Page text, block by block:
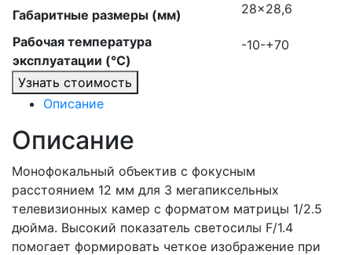
Габаритные размеры (мм) 28×28,6
Рабочая температура
эксплуатации (°C)
-10-+70
Узнать стоимость
Описание
Описание
Монофокальный объектив с фокусным
расстоянием 12 мм для 3 мегапиксельных
телевизионных камер с форматом матрицы 1/2.5
дюйма. Высокий показатель светосилы F/1.4
помогает формировать четкое изображение при